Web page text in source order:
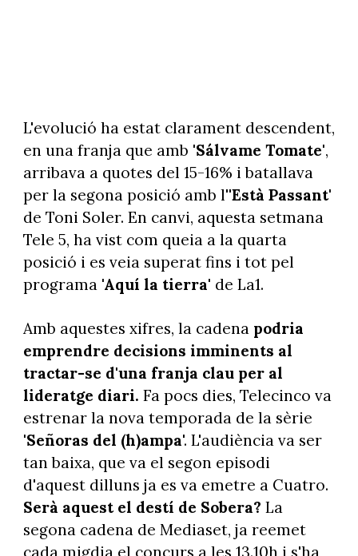
L'evolució ha estat clarament descendent,
en una franja que amb 'Sálvame Tomate',
arribava a quotes del 15-16% i batallava
per la segona posició amb l''Està Passant'
de Toni Soler. En canvi, aquesta setmana
Tele 5, ha vist com queia a la quarta
posició i es veia superat fins i tot pel
programa 'Aquí la tierra' de La1.
Amb aquestes xifres, la cadena podria
emprendre decisions imminents al
tractar-se d'una franja clau per al
lideratge diari. Fa pocs dies, Telecinco va
estrenar la nova temporada de la sèrie
'Señoras del (h)ampa'. L'audiència va ser
tan baixa, que va el segon episodi
d'aquest dilluns ja es va emetre a Cuatro.
Serà aquest el destí de Sobera? La
segona cadena de Mediaset, ja reemet
cada migdia el concurs a les 13.10h i s'ha